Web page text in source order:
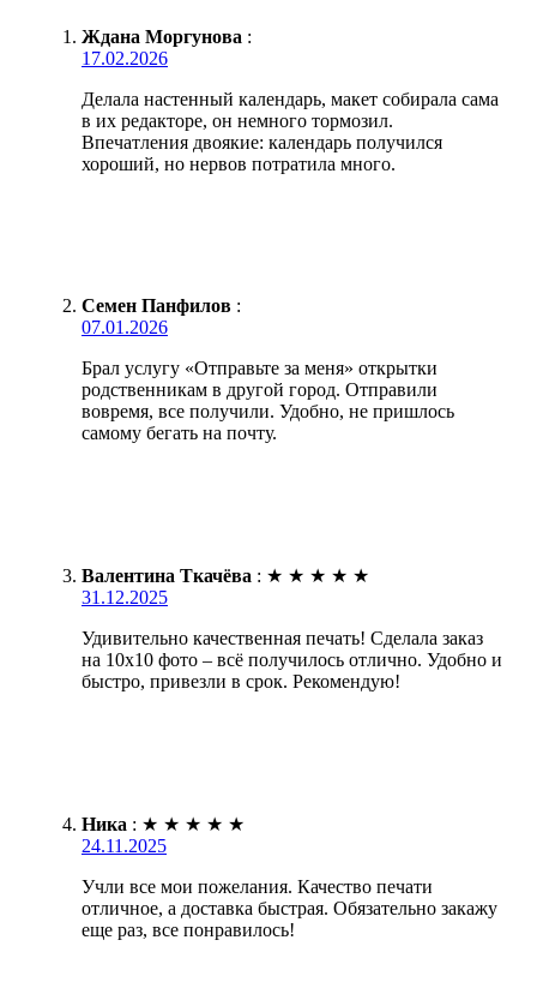
Ждана Моргунова :
17.02.2026
Делала настенный календарь, макет собирала сама
в их редакторе, он немного тормозил.
Впечатления двоякие: календарь получился
хороший, но нервов потратила много.
Семен Панфилов :
07.01.2026
Брал услугу «Отправьте за меня» открытки
родственникам в другой город. Отправили
вовремя, все получили. Удобно, не пришлось
самому бегать на почту.
Валентина Ткачёва : ★ ★ ★ ★ ★
31.12.2025
Удивительно качественная печать! Сделала заказ
на 10х10 фото – всё получилось отлично. Удобно и
быстро, привезли в срок. Рекомендую!
Ника : ★ ★ ★ ★ ★
24.11.2025
Учли все мои пожелания. Качество печати
отличное, а доставка быстрая. Обязательно закажу
еще раз, все понравилось!